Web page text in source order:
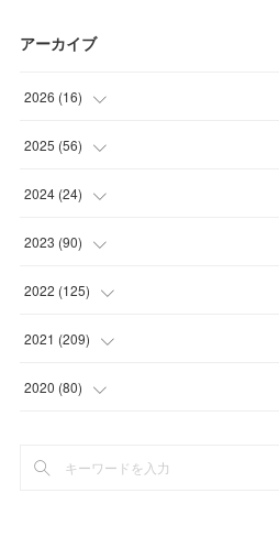
アーカイブ
2026 (16)
(1
(1
(7
(7)
2025 (56)
(5
(11 )
(17
(15
2024 (24)
(1
(1)
(2)
(9
2023 (90)
(12
(17
(16
(1)
2022 (125)
(8)
(11 )
(15
2021 (209)
(9
(
2020 (80)
(